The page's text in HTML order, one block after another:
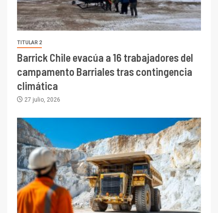
TITULAR 2
Barrick Chile evacúa a 16 trabajadores del
campamento Barriales tras contingencia
climática
27 julio, 2026